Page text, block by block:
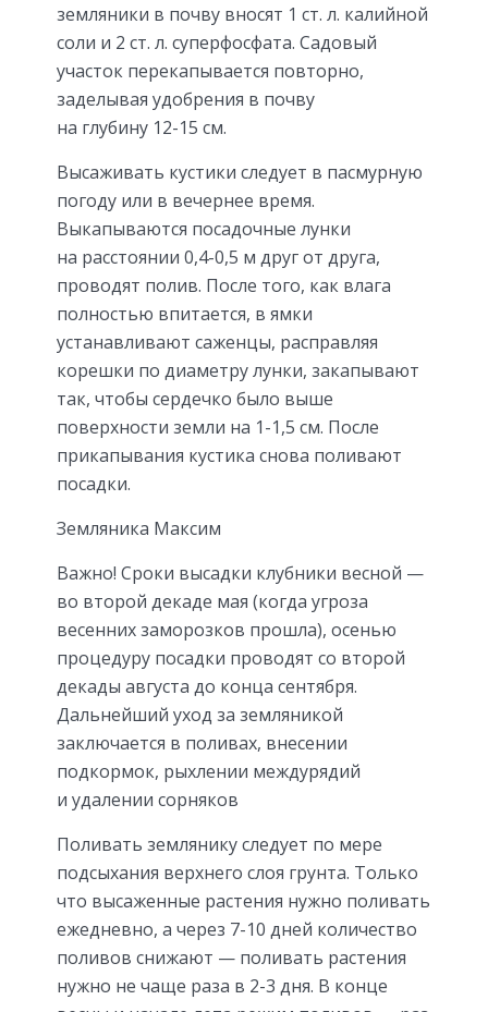
земляники в почву вносят 1 ст. л. калийной
соли и 2 ст. л. суперфосфата. Садовый
участок перекапывается повторно,
заделывая удобрения в почву
на глубину 12-15 см.
Высаживать кустики следует в пасмурную
погоду или в вечернее время.
Выкапываются посадочные лунки
на расстоянии 0,4-0,5 м друг от друга,
проводят полив. После того, как влага
полностью впитается, в ямки
устанавливают саженцы, расправляя
корешки по диаметру лунки, закапывают
так, чтобы сердечко было выше
поверхности земли на 1-1,5 см. После
прикапывания кустика снова поливают
посадки.
Земляника Максим
Важно! Сроки высадки клубники весной —
во второй декаде мая (когда угроза
весенних заморозков прошла), осенью
процедуру посадки проводят со второй
декады августа до конца сентября.
Дальнейший уход за земляникой
заключается в поливах, внесении
подкормок, рыхлении междурядий
и удалении сорняков
Поливать землянику следует по мере
подсыхания верхнего слоя грунта. Только
что высаженные растения нужно поливать
ежедневно, а через 7-10 дней количество
поливов снижают — поливать растения
нужно не чаще раза в 2-3 дня. В конце